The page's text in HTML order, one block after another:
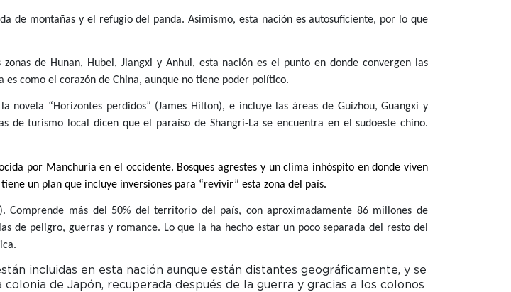
de montañas y el refugio del panda. Asimismo, esta nación es autosuficiente, por lo que
de Hunan, Hubei, Jiangxi y Anhui, esta nación es el punto en donde convergen las
como el corazón de China, aunque no tiene poder político.
“Horizontes perdidos” (James Hilton), e incluye las áreas de Guizhou, Guangxi y
de turismo local dicen que el paraíso de Shangri-La se encuentra en el sudoeste chino.
por Manchuria en el occidente. Bosques agrestes y un clima inhóspito en donde viven
un plan que incluye inversiones para “revivir” esta zona del país.
Comprende más del 50% del territorio del país, con aproximadamente 86 millones de
de peligro, guerras y romance. Lo que la ha hecho estar un poco separada del resto del
incluidas en esta nación aunque están distantes geográficamente, y se
de Japón, recuperada después de la guerra y gracias a los colonos